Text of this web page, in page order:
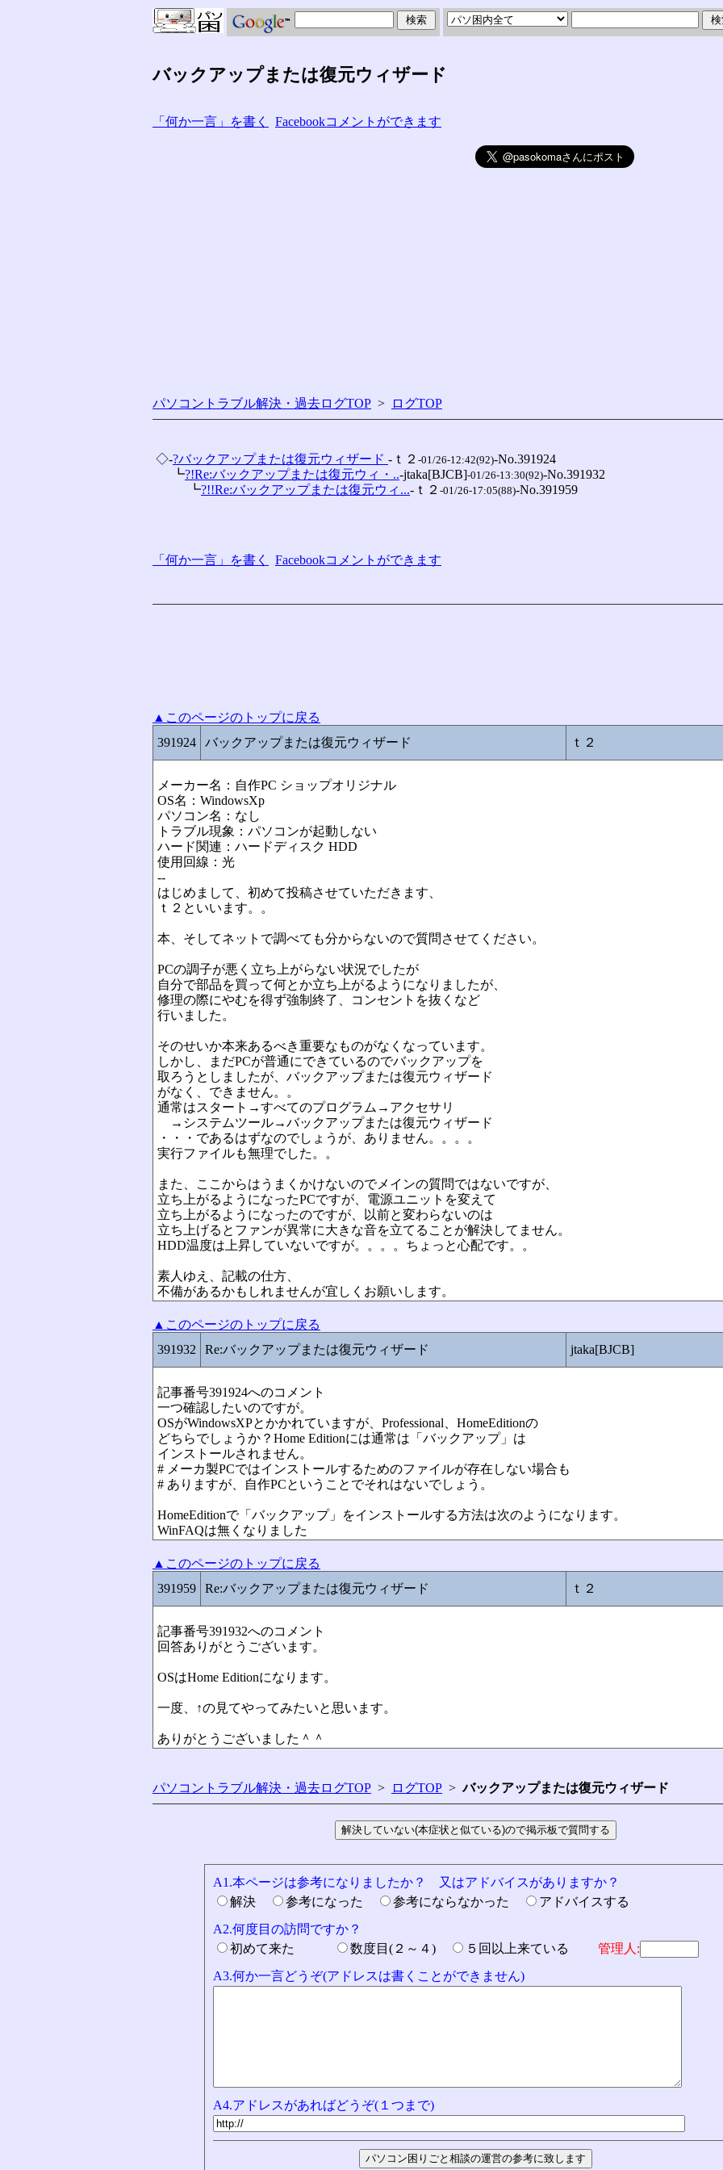
バックアップまたは復元ウィザード
「何か一言」を書く Facebookコメントができます
パソコントラブル解決・過去ログTOP > ログTOP
◇-?バックアップまたは復元ウィザード -ｔ２ -01/26-12:42(92)-No.391924
┗?!Re:バックアップまたは復元ウィ・..-jtaka[BJCB]-01/26-13:30(92)-No.391932
┗?!!Re:バックアップまたは復元ウィ...-ｔ２ -01/26-17:05(88)-No.391959
「何か一言」を書く Facebookコメントができます
▲このページのトップに戻る
391924
バックアップまたは復元ウィザード ｔ２
メーカー名：自作PC ショップオリジナル
OS名：WindowsXp
パソコン名：なし
トラブル現象：パソコンが起動しない
ハード関連：ハードディスク HDD
使用回線：光
--
はじめまして、初めて投稿させていただきます、
ｔ２といいます。。
本、そしてネットで調べても分からないので質問させてください。
PCの調子が悪く立ち上がらない状況でしたが
自分で部品を買って何とか立ち上がるようになりましたが、
修理の際にやむを得ず強制終了、コンセントを抜くなど
行いました。
そのせいか本来あるべき重要なものがなくなっています。
しかし、まだPCが普通にできているのでバックアップを
取ろうとしましたが、バックアップまたは復元ウィザード
がなく、できません。。
通常はスタート→すべてのプログラム→アクセサリ
→システムツール→バックアップまたは復元ウィザード
・・・であるはずなのでしょうが、ありません。。。。
実行ファイルも無理でした。。
また、ここからはうまくかけないのでメインの質問ではないですが、
立ち上がるようになったPCですが、電源ユニットを変えて
立ち上がるようになったのですが、以前と変わらないのは
立ち上げるとファンが異常に大きな音を立てることが解決してません。
HDD温度は上昇していないですが。。。。ちょっと心配です。。
素人ゆえ、記載の仕方、
不備があるかもしれませんが宜しくお願いします。
▲このページのトップに戻る
391932
Re:バックアップまたは復元ウィザード jtaka[BJCB]
記事番号391924へのコメント
一つ確認したいのですが。
OSがWindowsXPとかかれていますが、Professional、HomeEditionの
どちらでしょうか？Home Editionには通常は「バックアップ」は
インストールされません。
# メーカ製PCではインストールするためのファイルが存在しない場合も
# ありますが、自作PCということでそれはないでしょう。
HomeEditionで「バックアップ」をインストールする方法は次のようになります。
WinFAQは無くなりました
▲このページのトップに戻る
391959
Re:バックアップまたは復元ウィザード ｔ２
記事番号391932へのコメント
回答ありがとうございます。
OSはHome Editionになります。
一度、↑の見てやってみたいと思います。
ありがとうございました＾＾
パソコントラブル解決・過去ログTOP > ログTOP >バックアップまたは復元ウィザード
A1.本ページは参考になりましたか？ 又はアドバイスがありますか？
解決
参考になった 参考にならなかった
アドバイスする
A2.何度目の訪問ですか？
初めて来た
数度目(２～４) ５回以上来ている 管理人:
A3.何か一言どうぞ(アドレスは書くことができません)
A4.アドレスがあればどうぞ(１つまで)